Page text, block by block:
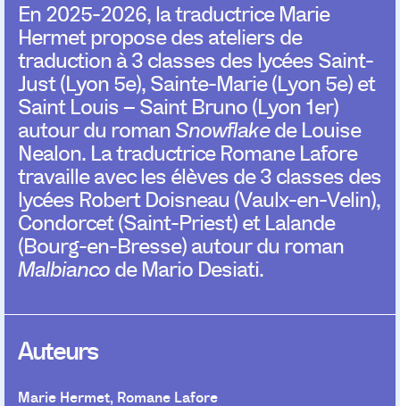
En 2025-2026, la traductrice Marie
Hermet propose des ateliers de
traduction à 3 classes des lycées Saint-
Just (Lyon 5e), Sainte-Marie (Lyon 5e) et
Saint Louis – Saint Bruno (Lyon 1er)
autour du romanSnowflakede Louise
Nealon. La traductrice Romane Lafore
travaille avec les élèves de 3 classes des
lycées Robert Doisneau (Vaulx-en-Velin),
Condorcet (Saint-Priest) et Lalande
(Bourg-en-Bresse) autour du roman
Malbiancode Mario Desiati.
Auteurs
Marie Hermet, Romane Lafore